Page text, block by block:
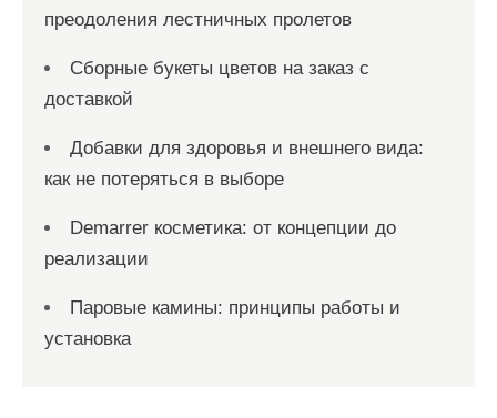
преодоления лестничных пролетов
Сборные букеты цветов на заказ с
доставкой
Добавки для здоровья и внешнего вида:
как не потеряться в выборе
Demarrer косметика: от концепции до
реализации
Паровые камины: принципы работы и
установка